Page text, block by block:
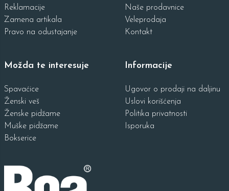
Reklamacije
Zamena artikala
Pravo na odustajanje
Naše prodavnice
Veleprodaja
Kontakt
Možda te interesuje
Spavaćice
Ženski veš
Ženske pidžame
Muške pidžame
Bokserice
Informacije
Ugovor o prodaji na daljinu
Uslovi korišćenja
Politika privatnosti
Isporuka